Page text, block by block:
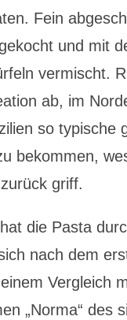
Fein
und mit
vermischt.
ab, im
so typische
bekommen,
griff.
die Pasta
nach dem
Vergleich
„Norma“ des